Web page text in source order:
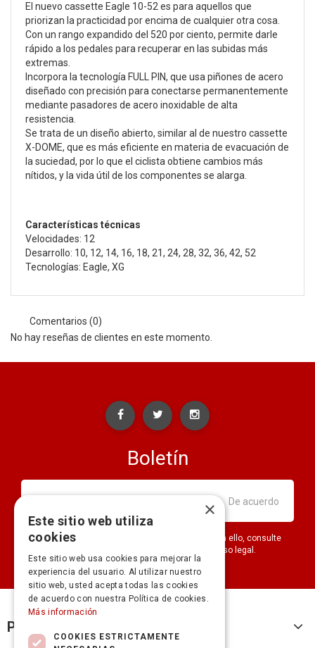
El nuevo cassette Eagle 10-52 es para aquellos que
priorizan la practicidad por encima de cualquier otra cosa.
Con un rango expandido del 520 por ciento, permite darle
rápido a los pedales para recuperar en las subidas más
extremas.
Incorpora la tecnología FULL PIN, que usa piñones de acero
diseñado con precisión para conectarse permanentemente
mediante pasadores de acero inoxidable de alta
resistencia.
Se trata de un diseño abierto, similar al de nuestro cassette
X-DOME, que es más eficiente en materia de evacuación de
la suciedad, por lo que el ciclista obtiene cambios más
nítidos, y la vida útil de los componentes se alarga.
Características técnicas
Velocidades: 12
Desarrollo: 10, 12, 14, 16, 18, 21, 24, 28, 32, 36, 42, 52
Tecnologías: Eagle, XG
Comentarios (0)
No hay reseñas de clientes en este momento.
Boletín
Puede darse de baja en cualquier momento. Para ello, consulte
nuestra información de contacto en el aviso legal.
Productos
×
Este sitio web utiliza
cookies
Este sitio web usa cookies para mejorar la
experiencia del usuario. Al utilizar nuestro
sitio web, usted acepta todas las cookies
de acuerdo con nuestra Política de cookies.
Más información
COOKIES ESTRICTAMENTE